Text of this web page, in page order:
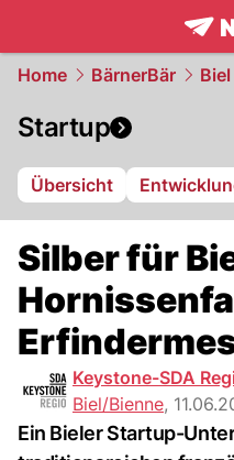
Home BärnerBär Biel
Startup
Übersicht
Silber für
Keystone-SDA
Biel/Bienne,
Ein Bieler Startup-